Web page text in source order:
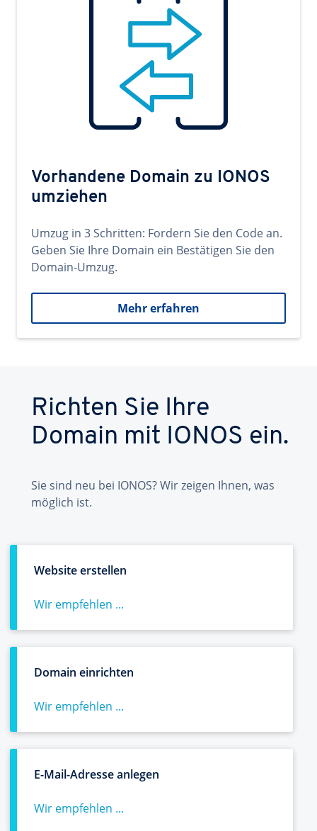
Vorhandene Domain zu IONOS
umziehen
Umzug in 3 Schritten: Fordern Sie den Code an.
Geben Sie Ihre Domain ein Bestätigen Sie den
Domain-Umzug.
Mehr erfahren
Richten Sie Ihre
Domain mit IONOS ein.
Sie sind neu bei IONOS? Wir zeigen Ihnen, was
möglich ist.
Website erstellen
Wir empfehlen ...
Domain einrichten
Wir empfehlen ...
E-Mail-Adresse anlegen
Wir empfehlen ...